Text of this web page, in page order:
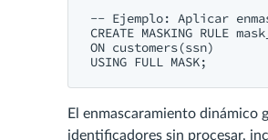
-- Ejemplo: Aplicar
CREATE MASKING RULE
ON customers(ssn)
El enmascaramiento dinámico
identificadores sin procesar,